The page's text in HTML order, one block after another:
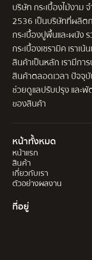
บริษัท กระเบื้องไม้งาม
2536 เป็นบริษัทที่ผลิต
กระเบื้องปูพื้นและผนัง
กระเบื้องเซรามิค เรา
สินค้าเป็นหลัก เรามีก
สินค้าตลอดเวลา ปัจจุบั
ช่วยดูแลปรับปรุง และ
ของสินค้า
หน้าทั้งหมด
หน้าแรก
สินค้า
เกี่ยวกับเรา
ตัวอย่างผลงาน
ที่อยู่